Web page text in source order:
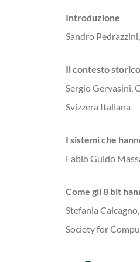
Introduzione
Sandro
Il contesto
Sergio Gervasini,
Svizzera Italiana
I sistemi che
Fabio Guido
Come gli 8 bit
Stefania
Society for